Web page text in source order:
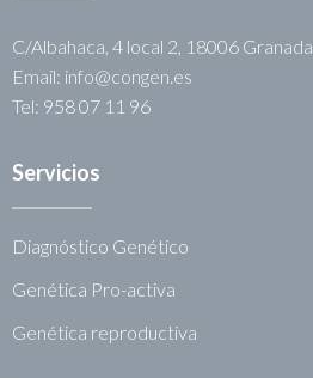
C/Albahaca, 4 local 2, 18006
Email: info@congen.es
Tel: 958 07 11 96
Servicios
Diagnóstico Genético
Genética Pro-activa
Genética reproductiva